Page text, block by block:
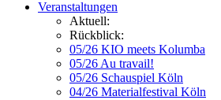
Veranstaltungen
Aktuell:
Rückblick:
05/26 KIO meets Kolumba
05/26 Au travail!
05/26 Schauspiel Köln
04/26 Materialfestival Köln